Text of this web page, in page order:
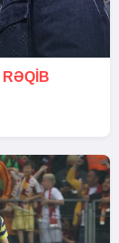
RƏQIB